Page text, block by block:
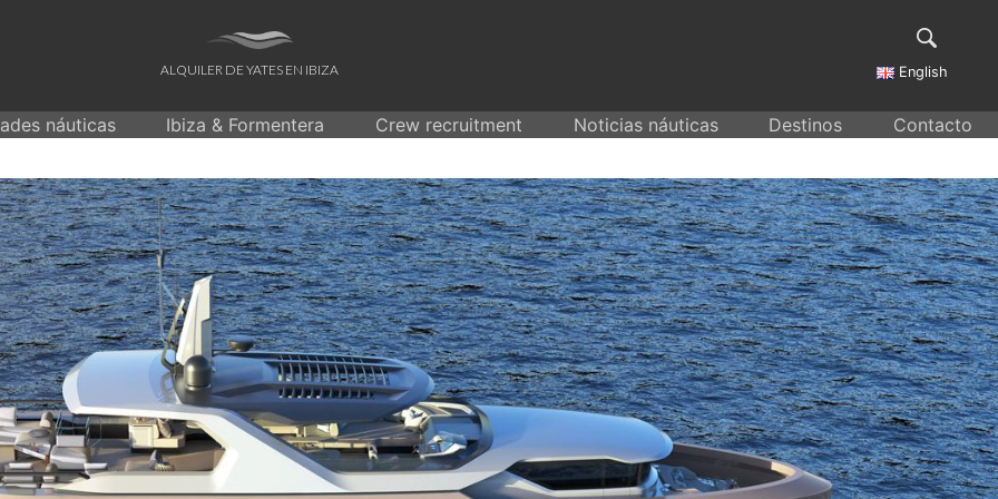
ALQUILER DE YATES EN IBIZA English
náuticas Ibiza & Formentera Crew recruitment Noticias náuticas Destinos Contacto